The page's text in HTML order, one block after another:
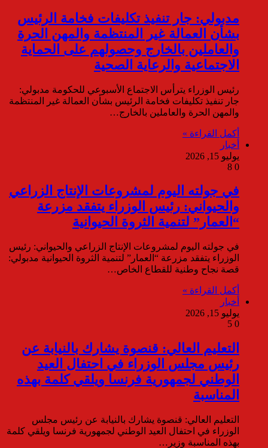
مدبولي: جار تنفيذ تكليفات فخامة الرئيس
بشأن العمالة غير المنتظمة والمهن الحرة
والعاملين بالخارج وحصولهم على الحماية
الاجتماعية والرعاية الصحية
رئيس الوزراء يترأس الاجتماع الأسبوعي للحكومة مدبولي:
جار تنفيذ تكليفات فخامة الرئيس بشأن العمالة غير المنتظمة
والمهن الحرة والعاملين بالخارج…
أكمل القراءة »
أخبار
يوليو 15, 2026
0
في جولته اليوم لمشروعات الإنتاج الزراعي
والحيواني: رئيس الوزراء يتفقد مزرعة
“العمار” لتنمية الثروة الحيوانية
في جولته اليوم لمشروعات الإنتاج الزراعي والحيواني: رئيس
الوزراء يتفقد مزرعة “العمار” لتنمية الثروة الحيوانية مدبولي:
قصة نجاح وطنية للقطاع الخاص…
أكمل القراءة »
أخبار
يوليو 15, 2026
0
التعليم العالي: قنصوة يشارك بالنيابة عن
رئيس مجلس الوزراء في احتفال العيد
الوطني لجمهورية فرنسا ويلقي كلمة بهذه
المناسبة
التعليم العالي: قنصوة يشارك بالنيابة عن رئيس مجلس
الوزراء في احتفال العيد الوطني لجمهورية فرنسا ويلقي كلمة
بهذه المناسبة وزير…